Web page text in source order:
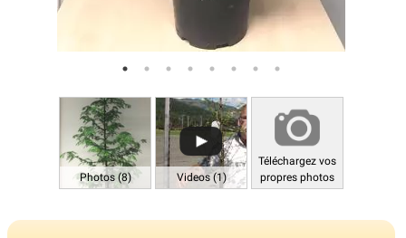
Photos (8) Videos (1)
Téléchargez vos
propres photos